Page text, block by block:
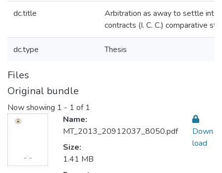
dc.title
Arbitration as away to settle
contracts (I. C. C.) comparative
dc.type Thesis
Files
Original bundle
Now showing 1 - 1 of 1
Name:
MT_2013_20912037_8050.pdf
Size:
1.41 MB
Down
load